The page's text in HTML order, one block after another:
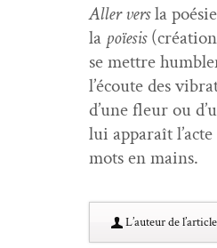
Aller versla
la poïe­sis
se met­tre
l’écoute des
d’une fleur ou
lui appa­raît
mots en mains.
L’au­teur de l’article